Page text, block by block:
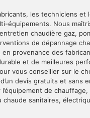
les techniciens et
équipements. Nous
chaudière gaz,
de dépannage
en provenance des
et de meilleures
vous conseiller sur le
devis gratuits et sans
de
chaude sanitaires,